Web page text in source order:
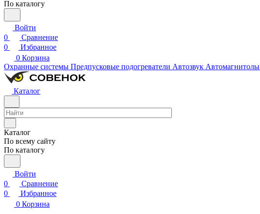
По каталогу
Войти
0
Сравнение
0
Избранное
0 Корзина
Охранные системы Предпусковые подогреватели Автозвук Автомагнитолы
Каталог
Каталог
По всему сайту
По каталогу
Войти
0
Сравнение
0
Избранное
0 Корзина